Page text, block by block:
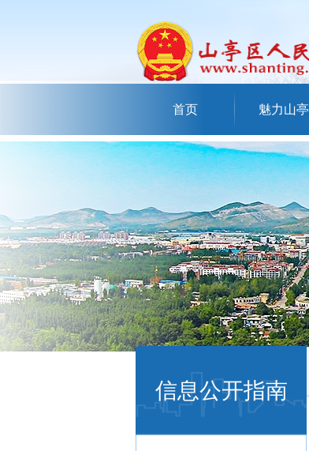
首页 魅力山亭
信息公开指南